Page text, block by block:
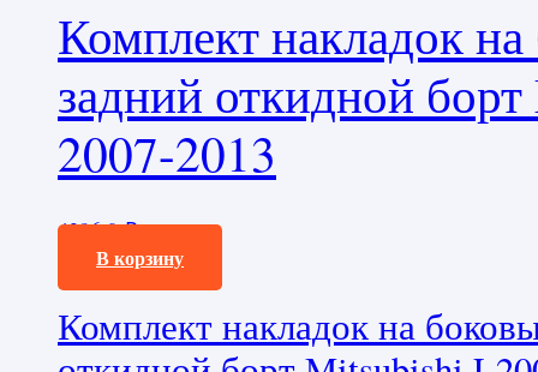
Комплект накладок
задний откидной
2007-2013
4296,0₽
В корзину
Комплект накладок на